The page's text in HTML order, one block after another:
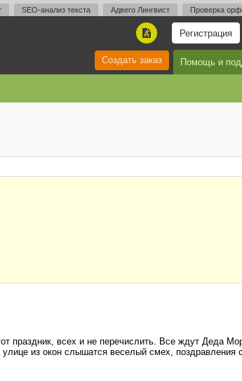
SEO-анализ текста Адвего Лингвист Проверка
Регистрация
A
Помощь и
Создать заказ
праздник, всех и не перечислить. Все ждут Деда
из окон слышатся веселый смех, поздравления с